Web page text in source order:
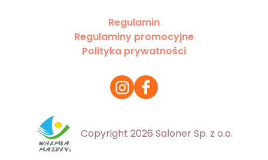
Regulamin
Regulaminy promocyjne
Polityka prywatności
Copyright 2026 Saloner Sp. z o.o.